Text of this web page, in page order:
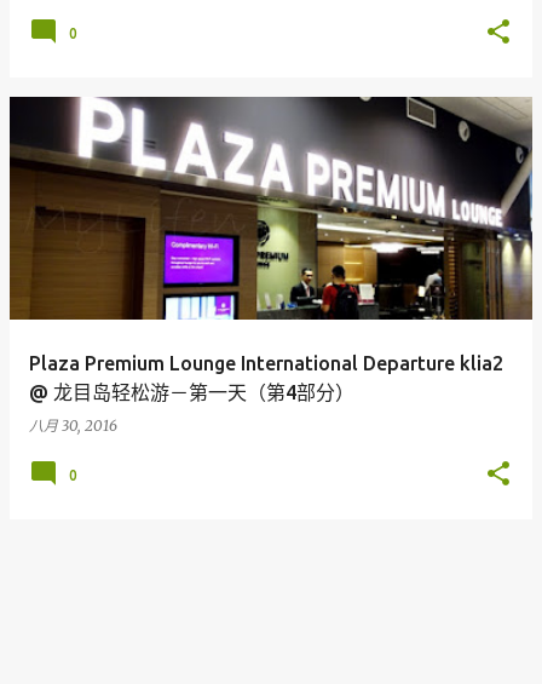
0
Plaza Premium Lounge International Departure klia2
@ 龙目岛轻松游－第一天（第4部分）
八月 30, 2016
0